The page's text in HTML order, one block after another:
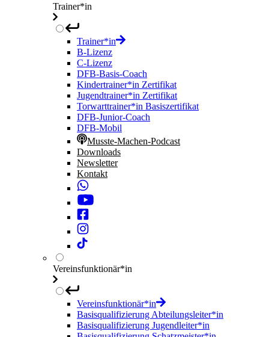
Trainer*in
Trainer*in
B-Lizenz
C-Lizenz
DFB-Basis-Coach
Kindertrainer*in Zertifikat
Jugendtrainer*in Zertifikat
Torwarttrainer*in Basiszertifikat
DFB-Junior-Coach
DFB-Mobil
Musste-Machen-Podcast
Downloads
Newsletter
Kontakt
Vereinsfunktionär*in
Vereinsfunktionär*in
Basisqualifizierung Abteilungsleiter*in
Basisqualifizierung Jugendleiter*in